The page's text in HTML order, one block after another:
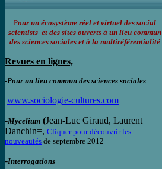
Pour un écosystème réel et virtuel des social
scientists et des sites ouverts à un lieu commun
des sciences sociales et à la multiréférentialité
Revues en lignes,
-Pour un lieu commun des sciences sociales
www.sociologie-cultures.com
-Mycelium (Jean-Luc Giraud, Laurent
Danchin=, Cliquer pour découvrir les
nouveautés de septembre 2012
-Interrogations